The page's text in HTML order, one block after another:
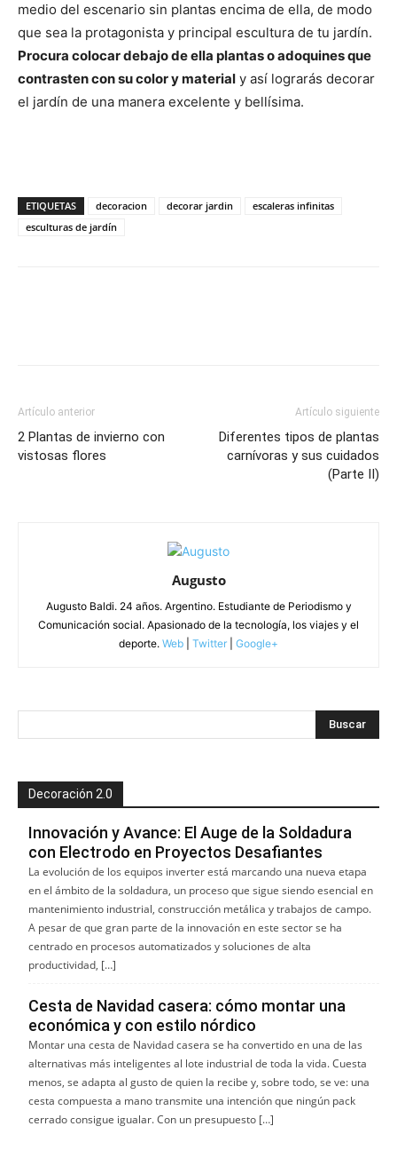
medio del escenario sin plantas encima de ella, de modo
que sea la protagonista y principal escultura de tu jardín.
Procura colocar debajo de ella plantas o adoquines que
contrasten con su color y material y así lograrás decorar
el jardín de una manera excelente y bellísima.
ETIQUETAS decoracion decorar jardin
escaleras infinitas
esculturas de jardín
Artículo anterior
2 Plantas de invierno con
vistosas flores
Artículo siguiente
Diferentes tipos de plantas
carnívoras y sus cuidados
(Parte II)
Augusto
Augusto Baldi. 24 años. Argentino. Estudiante de Periodismo y
Comunicación social. Apasionado de la tecnología, los viajes y el
deporte. Web Twitter Google+
Decoración 2.0
Innovación y Avance: El Auge de la Soldadura
con Electrodo en Proyectos Desafiantes
La evolución de los equipos inverter está marcando una nueva etapa
en el ámbito de la soldadura, un proceso que sigue siendo esencial en
mantenimiento industrial, construcción metálica y trabajos de campo.
A pesar de que gran parte de la innovación en este sector se ha
centrado en procesos automatizados y soluciones de alta
productividad, […]
Cesta de Navidad casera: cómo montar una
económica y con estilo nórdico
Montar una cesta de Navidad casera se ha convertido en una de las
alternativas más inteligentes al lote industrial de toda la vida. Cuesta
menos, se adapta al gusto de quien la recibe y, sobre todo, se ve: una
cesta compuesta a mano transmite una intención que ningún pack
cerrado consigue igualar. Con un presupuesto […]